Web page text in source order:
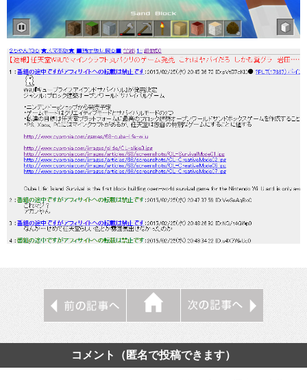
コメント（匿名で投稿できます）